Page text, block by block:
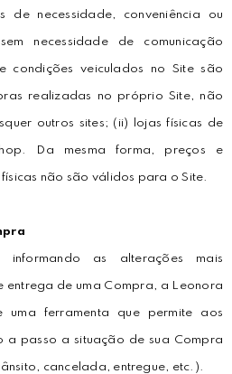
de necessidade, conveniência ou
necessidade de comunicação
condições veiculados no Site são
realizadas no próprio Site, não
outros sites; (ii) lojas físicas de
Da mesma forma, preços e
não são válidos para o Site.
as alterações mais
entrega de uma Compra, a Leonora
uma ferramenta que permite aos
a passo a situação de sua Compra
cancelada, entregue, etc.).